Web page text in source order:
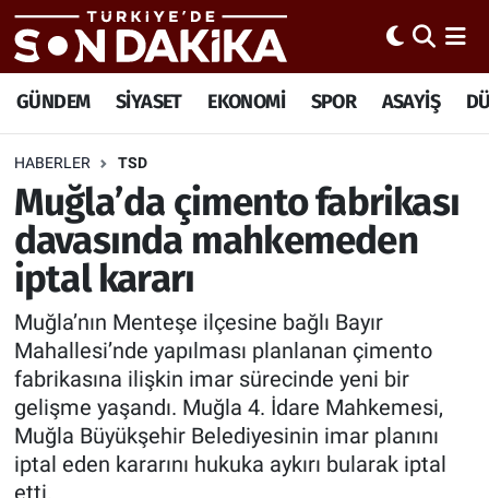
GÜNDEM SİYASET EKONOMİ SPOR ASAYİŞ
HABERLER TSD
Muğla’da çimento fabrikası
davasında mahkemeden
iptal kararı
Muğla’nın Menteşe ilçesine bağlı Bayır
Mahallesi’nde yapılması planlanan çimento
fabrikasına ilişkin imar sürecinde yeni bir
gelişme yaşandı. Muğla 4. İdare Mahkemesi,
Muğla Büyükşehir Belediyesinin imar planını
iptal eden kararını hukuka aykırı bularak iptal
etti.
Trafik Durumu
Süper Lig Puan Durumu ve Fikstür
Tüm Manşetler
Haber Arşivi